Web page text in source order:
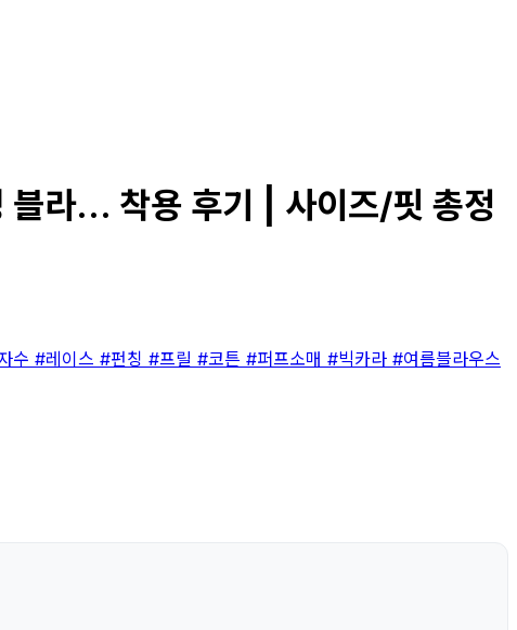
블라... 착용 후기 | 사이즈/핏 총정
수 #레이스 #펀칭 #프릴 #코튼 #퍼프소매 #빅카라 #여름블라우스